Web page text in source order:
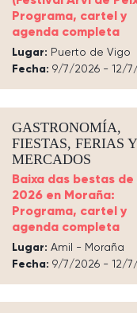
Programa, cartel y
agenda completa
Lugar: Puerto de Vigo
Fecha: 9/7/2026 - 12/
GASTRONOMÍA,
FIESTAS, FERIAS Y
MERCADOS
Baixa das bestas de
2026 en Moraña:
Programa, cartel y
agenda completa
Lugar: Amil - Moraña
Fecha: 9/7/2026 - 12/